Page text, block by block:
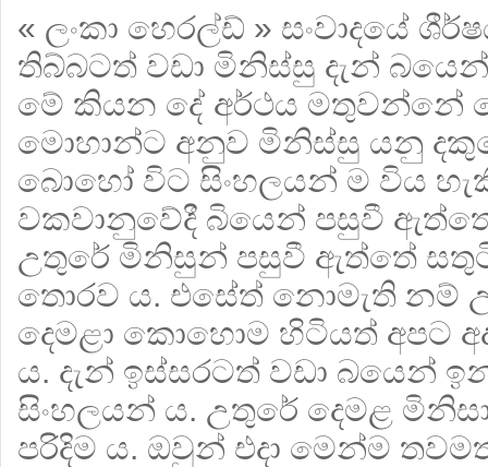
« ලංකා හෙරල්ඩ් » සංවාදයේ
තිබ්බටත් වඩා මිනිස්සු දැන්
මේ කියන දේ අර්ථය මතුවන්නේ
මොහාන්ට අනුව මිනිස්සු යනු
බොහෝ විට සිංහලයන් ම විය
වකවානුවේදී බියෙන් පසුවී
උතුරේ මිනිසුන් පසුවී ඇත්තේ
තොරව ය. එසේත් නොමැති නම්
දෙමළා කොහොම හිටියත් අපට
ය. දැන් ඉස්සරටත් වඩා බයෙන්
සිංහලයන් ය. උතුරේ දෙමළ
පරිදිම ය. ඔවුන් එදා මෙන්ම